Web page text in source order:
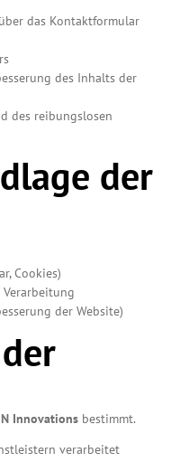
das Kontaktformular
des Inhalts der
des reibungslosen
der
Cookies)
der Website)
Innovations bestimmt.
verarbeitet